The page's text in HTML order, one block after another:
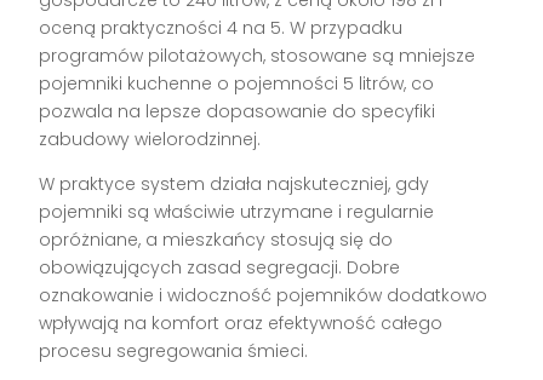
oceną praktyczności 4 na 5. W przypadku
programów pilotażowych, stosowane są mniejsze
pojemniki kuchenne o pojemności 5 litrów, co
pozwala na lepsze dopasowanie do specyfiki
zabudowy wielorodzinnej.
W praktyce system działa najskuteczniej, gdy
pojemniki są właściwie utrzymane i regularnie
opróżniane, a mieszkańcy stosują się do
obowiązujących zasad segregacji. Dobre
oznakowanie i widoczność pojemników dodatkowo
wpływają na komfort oraz efektywność całego
procesu segregowania śmieci.